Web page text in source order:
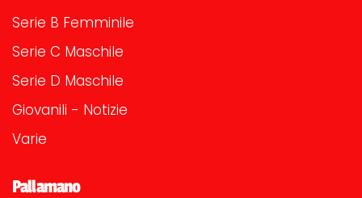
Serie B Femminile
Serie C Maschile
Serie D Maschile
Giovanili - Notizie
Varie
Pallamano